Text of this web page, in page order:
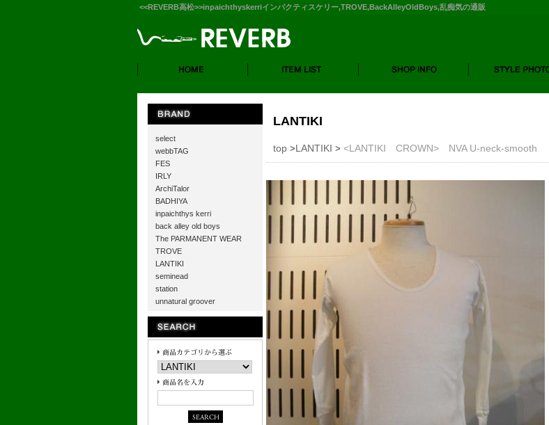
<<REVERB高松>>inpaichthyskerriインパクティスケリー,TROVE,BackAlleyOldBoys,乱痴気の通販
select
webbTAG
FES
IRLY
ArchiTalor
BADHIYA
inpaichthys kerri
back alley old boys
The PARMANENT WEAR
TROVE
LANTIKI
seminead
station
unnatural groover
LANTIKI
top >LANTIKI > <LANTIKI CROWN> NVA U-neck-smooth